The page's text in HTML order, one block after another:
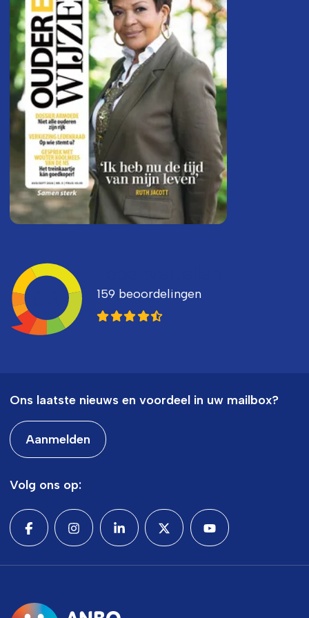
159 beoordelingen
Ons laatste nieuws en voordeel in uw mailbox?
Aanmelden
Volg ons op: